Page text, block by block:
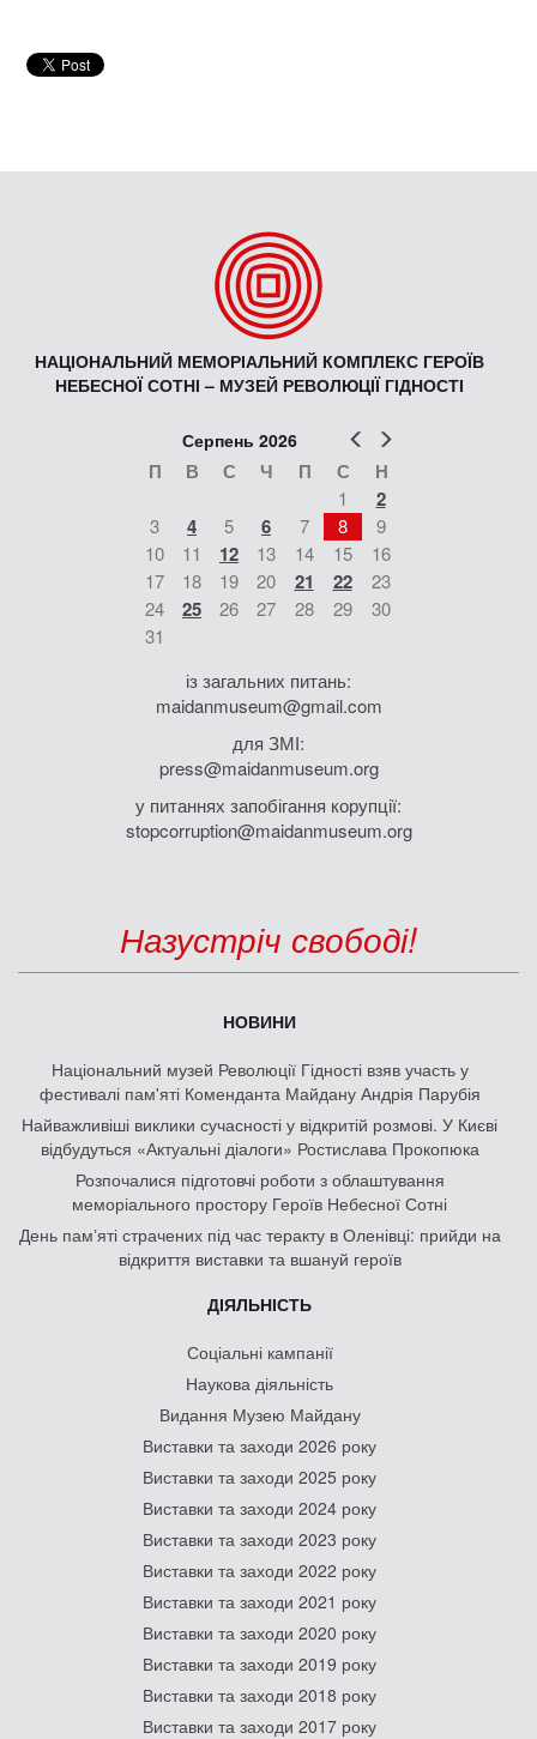
НАЦІОНАЛЬНИЙ МЕМОРІАЛЬНИЙ КОМПЛЕКС ГЕРОЇВ
НЕБЕСНОЇ СОТНІ – МУЗЕЙ РЕВОЛЮЦІЇ ГІДНОСТІ
Попер
Серпень 2026
П В С Ч П С Н
1 2
3 4 5 6 7 8
9
10
11 12 13 14 15
16
17
18 19 20 21 22
23
24
25 26 27 28 29
30
31
із загальних питань:
maidanmuseum@gmail.com
для ЗМІ:
press@maidanmuseum.org
у питаннях запобігання корупції:
stopcorruption@maidanmuseum.org
Назустріч свободі!
НОВИНИ
Національний музей Революції Гідності взяв участь у
фестивалі пам'яті Коменданта Майдану Андрія Парубія
Найважливіші виклики сучасності у відкритій розмові. У Києві
відбудуться «Актуальні діалоги» Ростислава Прокопюка
Розпочалися підготовчі роботи з облаштування
меморіального простору Героїв Небесної Сотні
День памʼяті страчених під час теракту в Оленівці: прийди на
відкриття виставки та вшануй героїв
ДІЯЛЬНІСТЬ
Соціальні кампанії
Наукова діяльність
Видання Музею Майдану
Виставки та заходи 2026 року
Виставки та заходи 2025 року
Виставки та заходи 2024 року
Виставки та заходи 2023 року
Виставки та заходи 2022 року
Виставки та заходи 2021 року
Виставки та заходи 2020 року
Виставки та заходи 2019 року
Виставки та заходи 2018 року
Виставки та заходи 2017 року